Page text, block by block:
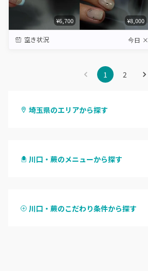
¥6,700 ¥8,000
空き状況 今日 ×
1 2
埼玉県のエリアから探す
与野
川口・蕨のメニューから探す
ハンドスカルプ
川口・蕨のこだわり条件から探す